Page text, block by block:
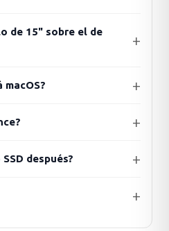
de 15" sobre el de
después?